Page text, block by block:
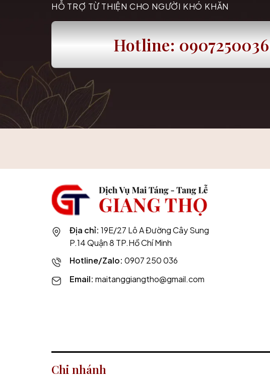
HỖ TRỢ TỪ THIỆN CHO NGƯỜI KHÓ KHĂN
Hotline: 0907250036
Địa chỉ: 19E/27 Lô A Đường Cây Sung
P.14 Quận 8 TP.Hồ Chí Minh
Hotline/Zalo: 0907 250 036
Email: maitanggiangtho@gmail.com
Chi nhánh